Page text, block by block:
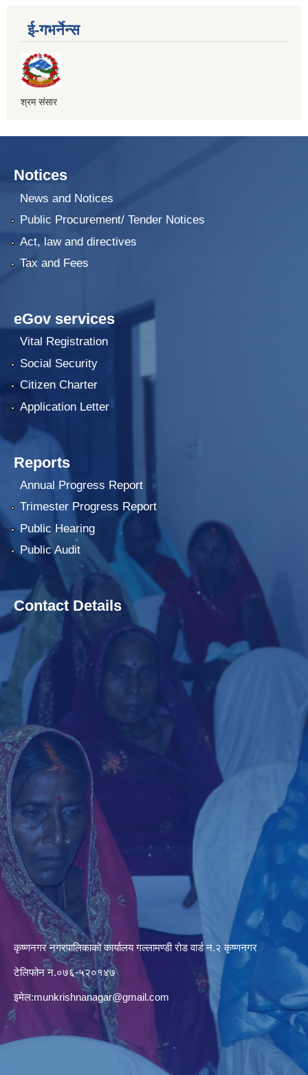
ई-गभर्नेन्स
श्रम संसार
Notices
News and Notices
Public Procurement/ Tender Notices
Act, law and directives
Tax and Fees
eGov services
Vital Registration
Social Security
Citizen Charter
Application Letter
Reports
Annual Progress Report
Trimester Progress Report
Public Hearing
Public Audit
Contact Details
कृष्णनगर नगरपालिकाको कार्यालय गल्लामण्डी रोड वार्ड न.२ कृष्णनगर
टेलिफोन न.०७६-५२०१४७
इमेल:munkrishnanagar@gmail.com